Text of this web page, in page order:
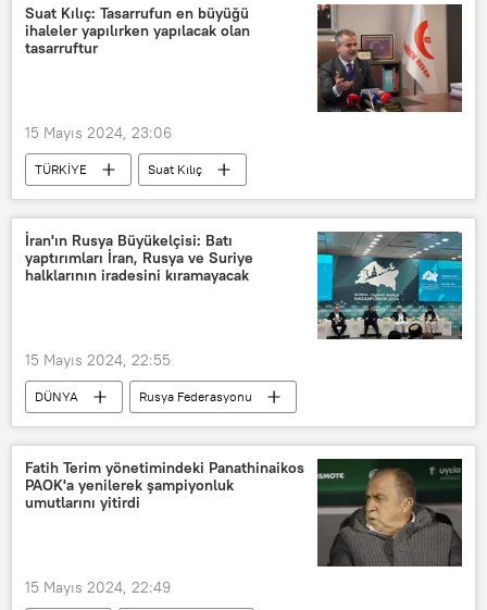
Suat Kılıç: Tasarrufun en büyüğü
ihaleler yapılırken yapılacak olan
tasarruftur
15 Mayıs 2024, 23:06
TÜRKİYE
Suat Kılıç
Fatih Erbakan
Mardin
Diyarbakır
Şanlıurfa
PKK
Mehmet Şimşek
İran'ın Rusya Büyükelçisi: Batı
yaptırımları İran, Rusya ve Suriye
halklarının iradesini kıramayacak
15 Mayıs 2024, 22:55
DÜNYA
Rusya Federasyonu
Tataristan Cumhuriyeti
Kazan
forum
İran
Büyükelçi
Kazım Celali
ABD
Fatih Terim yönetimindeki Panathinaikos
PAOK'a yenilerek şampiyonluk
umutlarını yitirdi
15 Mayıs 2024, 22:49